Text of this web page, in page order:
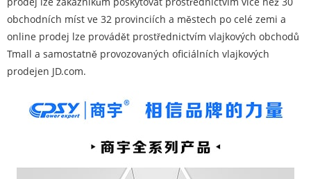
obchodních míst ve 32 provinciích a městech po celé zemi a
online prodej lze provádět prostřednictvím vlajkových obchodů
Tmall a samostatně provozovaných oficiálních vlajkových
prodejen JD.com.